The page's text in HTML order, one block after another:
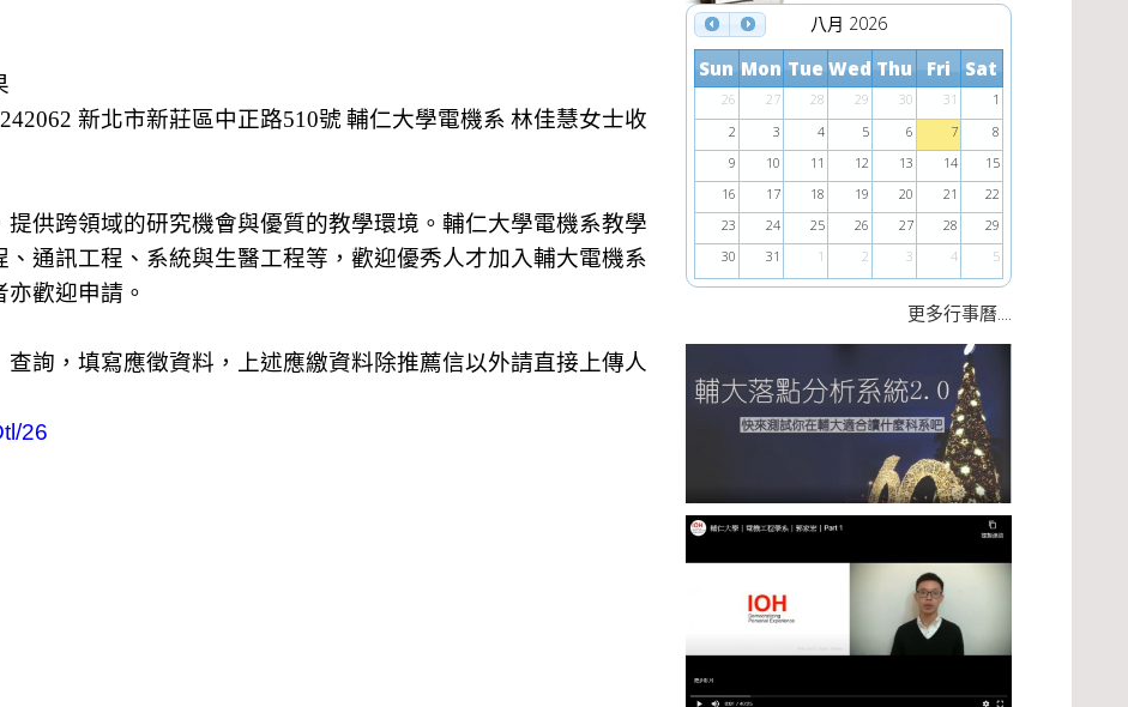
242062 新北市新莊區中正路510號 輔仁大學電機系 林佳慧女士收
供跨領域的研究機會與優質的教學環境。輔仁大學電機系教學
通訊工程、系統與生醫工程等，歡迎優秀人才加入輔大電機系
歡迎申請。
詢，填寫應徵資料，上述應繳資料除推薦信以外請直接上傳人
26
八月 2026
Sun Mon Tue Wed Thu Fri Sat
26 27 28 29 30 31
1
2
3 4 5 6 7
8
9
10 11 12 13 14
15
16
17 18 19 20 21
22
23
24 25 26 27 28
29
30
31 1 2 3 4 5
更多行事曆....